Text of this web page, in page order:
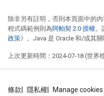
除非另有註明，否則本頁面中的內
程式碼範例則為阿帕契 2.0 授權。
政策》。Java 是 Oracle 和/或其關
上次更新時間：2024-07-18 (世界
條款 隱私權 Manage cookies